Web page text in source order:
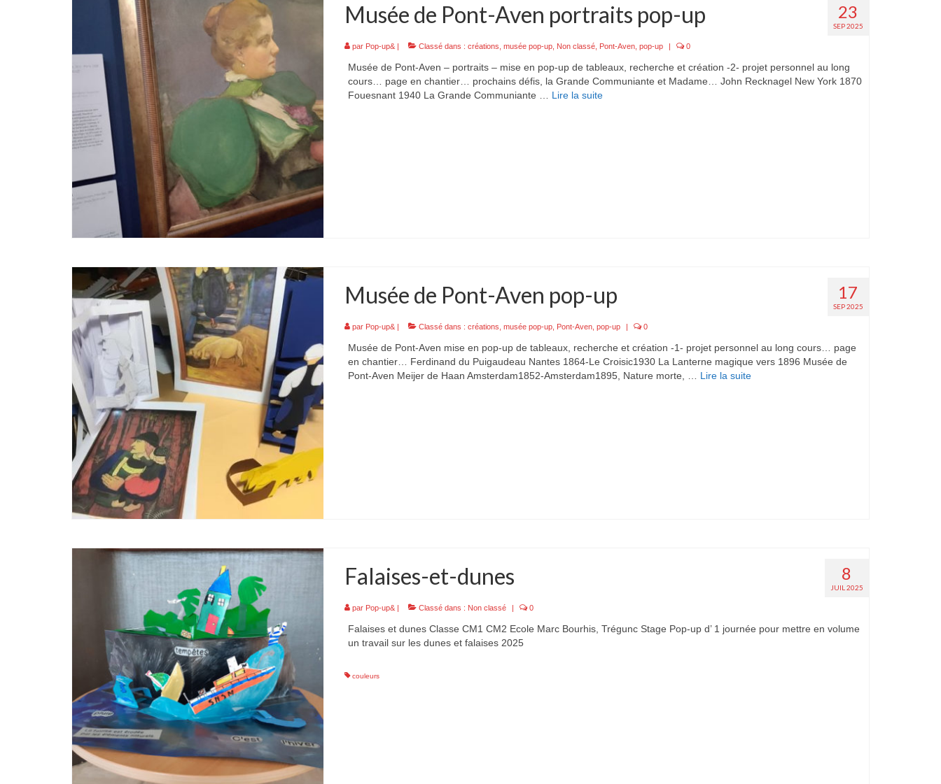
23
SEP 2025
Musée de Pont-Aven portraits pop-up
par Pop-up& | Classé dans :créations ,musée pop-up Non classé Pont-Aven ,pop-up | 0
Musée de Pont-Aven – portraits – mise en pop-up de tableaux, recherche et création -2- projet personnel au long
cours… page en chantier… prochains défis, la Grande Communiante et Madame… John Recknagel New York 1870
Fouesnant 1940 La Grande Communiante … Lire la suite­­
17
SEP 2025
Musée de Pont-Aven pop-up
par Pop-up& Classé dans :créations ,musée pop-up Pont-Aven ,pop-up 0
Musée de Pont-Aven mise en pop-up de tableaux, recherche et création -1- projet personnel au long cours… page
en chantier… Ferdinand du Puigaudeau Nantes 1864-Le Croisic1930 La Lanterne magique vers 1896 Musée de
Pont-Aven Meijer de Haan Amsterdam1852-Amsterdam1895, Nature morte, … Lire la suite­­
8
JUIL 2025
Falaises-et-dunes
par Pop-up& | Classé dans : Non classé | 0
Falaises et dunes Classe CM1 CM2 Ecole Marc Bourhis, Trégunc Stage Pop-up d’ 1 journée pour mettre en volume
un travail sur les dunes et falaises 2025
couleurs